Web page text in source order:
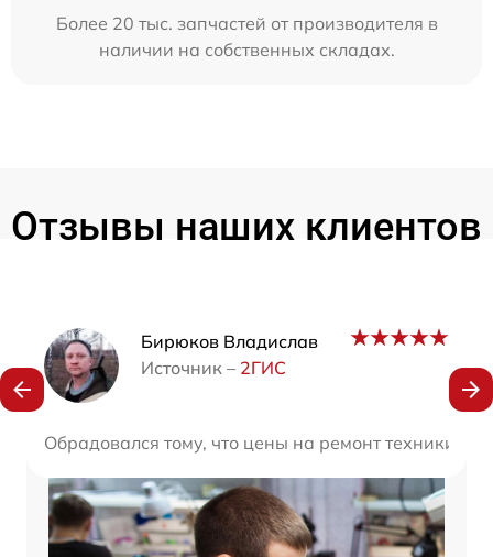
Более 20 тыс. запчастей от производителя в
наличии на собственных складах.
Отзывы наших клиентов
Бирюков Владислав
Источник – 2ГИС
Обрадовался тому, что цены на ремонт техники в
Наши мастера